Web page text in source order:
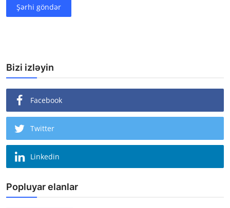
Şərhi göndər
Bizi izləyin
Facebook
Twitter
Linkedin
Popluyar elanlar